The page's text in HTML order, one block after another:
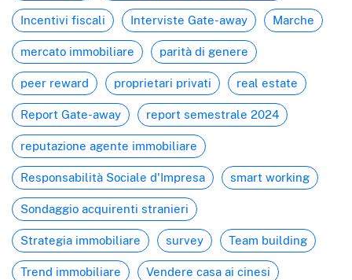
Incentivi fiscali Interviste Gate-away Marche
mercato immobiliare parità di genere
peer reward proprietari privati real estate
Report Gate-away report semestrale 2024
reputazione agente immobiliare
Responsabilità Sociale d'Impresa smart working
Sondaggio acquirenti stranieri
Strategia immobiliare survey Team building
Trend immobiliare Vendere casa ai cinesi